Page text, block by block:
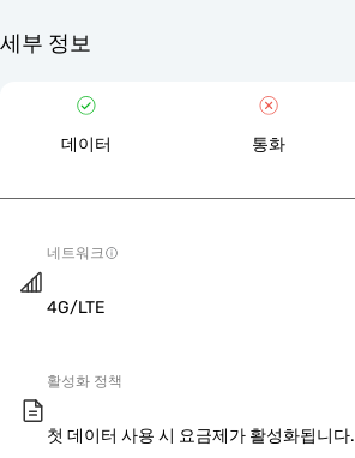
세부 정보
데이터 통화
네트워크
4G/LTE
활성화 정책
첫 데이터 사용 시 요금제가 활성화됩니다.